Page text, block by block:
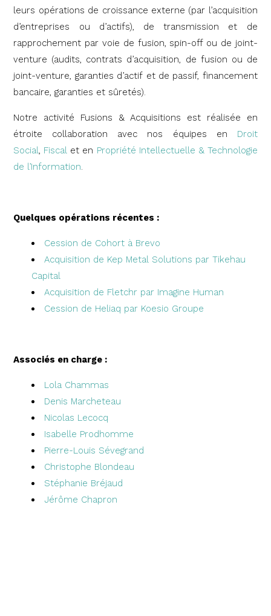
leurs opérations de croissance externe (par l’acquisition
d’entreprises ou d’actifs), de transmission et de
rapprochement par voie de fusion, spin-off ou de joint-
venture (audits, contrats d’acquisition, de fusion ou de
joint-venture, garanties d’actif et de passif, financement
bancaire, garanties et sûretés).
Notre activité Fusions & Acquisitions est réalisée en
étroite collaboration avec nos équipes en Droit
Social, Fiscal et en Propriété Intellectuelle & Technologie
de l’Information.
Quelques opérations récentes :
Cession de Cohort à Brevo
Acquisition de Kep Metal Solutions par Tikehau
Capital
Acquisition de Fletchr par Imagine Human
Cession de Heliaq par Koesio Groupe
Associés en charge :
Lola Chammas
Denis Marcheteau
Nicolas Lecocq
Isabelle Prodhomme
Pierre-Louis Sévegrand
Christophe Blondeau
Stéphanie Bréjaud
Jérôme Chapron